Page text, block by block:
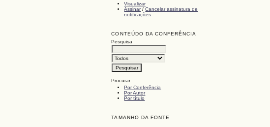
Visualizar
Assinar/Cancelar assinatura de
notificações
CONTEÚDO DA CONFERÊNCIA
Pesquisa
Procurar
Por Conferência
Por Autor
Por título
TAMANHO DA FONTE